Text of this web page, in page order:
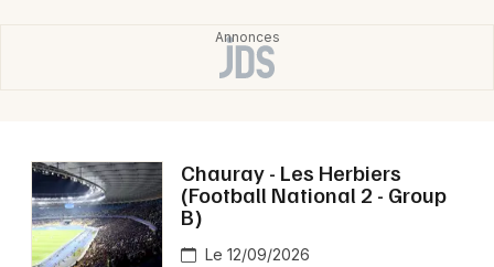
Chauray - Les Herbiers
(Football National 2 - Group
B)
Le 12/09/2026